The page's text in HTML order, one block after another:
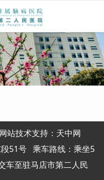
网站技术支持：天中网
51号 乘车路线：乘坐5
车至驻马店市第二人民